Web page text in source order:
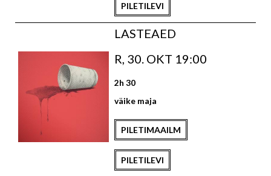
PILETILEVI
LASTEAED
R, 30. OKT 19:00
2h 30
väike maja
PILETIMAAILM
PILETILEVI